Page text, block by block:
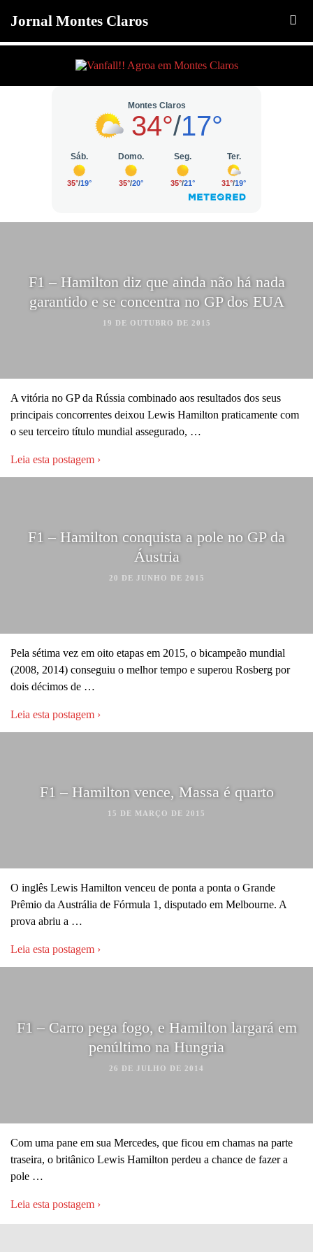
Jornal Montes Claros
F1 – Hamilton diz que ainda não há nada
garantido e se concentra no GP dos EUA
19 DE OUTUBRO DE 2015
A vitória no GP da Rússia combinado aos resultados dos seus
principais concorrentes deixou Lewis Hamilton praticamente com
o seu terceiro título mundial assegurado, …
Leia esta postagem ›
F1 – Hamilton conquista a pole no GP da
Áustria
20 DE JUNHO DE 2015
Pela sétima vez em oito etapas em 2015, o bicampeão mundial
(2008, 2014) conseguiu o melhor tempo e superou Rosberg por
dois décimos de …
Leia esta postagem ›
F1 – Hamilton vence, Massa é quarto
15 DE MARÇO DE 2015
O inglês Lewis Hamilton venceu de ponta a ponta o Grande
Prêmio da Austrália de Fórmula 1, disputado em Melbourne. A
prova abriu a …
Leia esta postagem ›
F1 – Carro pega fogo, e Hamilton largará em
penúltimo na Hungria
26 DE JULHO DE 2014
Com uma pane em sua Mercedes, que ficou em chamas na parte
traseira, o britânico Lewis Hamilton perdeu a chance de fazer a
pole …
Leia esta postagem ›